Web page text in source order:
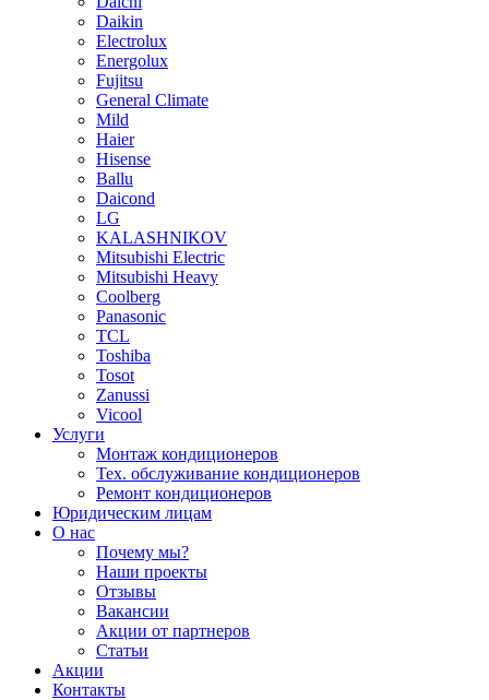
Daikin
Electrolux
Energolux
Fujitsu
General Climate
Mild
Haier
Hisense
Ballu
Daicond
LG
KALASHNIKOV
Mitsubishi Electric
Mitsubishi Heavy
Сoolberg
Panasonic
TCL
Toshiba
Tosot
Zanussi
Vicool
Услуги
Монтаж кондиционеров
Тех. обслуживание кондиционеров
Ремонт кондиционеров
Юридическим лицам
О нас
Почему мы?
Наши проекты
Отзывы
Вакансии
Акции от партнеров
Статьи
Акции
Контакты